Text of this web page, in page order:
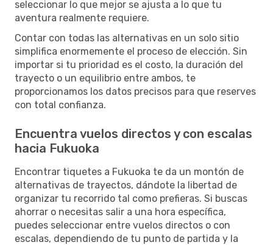
seleccionar lo que mejor se ajusta a lo que tu
aventura realmente requiere.
Contar con todas las alternativas en un solo sitio
simplifica enormemente el proceso de elección. Sin
importar si tu prioridad es el costo, la duración del
trayecto o un equilibrio entre ambos, te
proporcionamos los datos precisos para que reserves
con total confianza.
Encuentra vuelos directos y con escalas
hacia Fukuoka
Encontrar tiquetes a Fukuoka te da un montón de
alternativas de trayectos, dándote la libertad de
organizar tu recorrido tal como prefieras. Si buscas
ahorrar o necesitas salir a una hora específica,
puedes seleccionar entre vuelos directos o con
escalas, dependiendo de tu punto de partida y la